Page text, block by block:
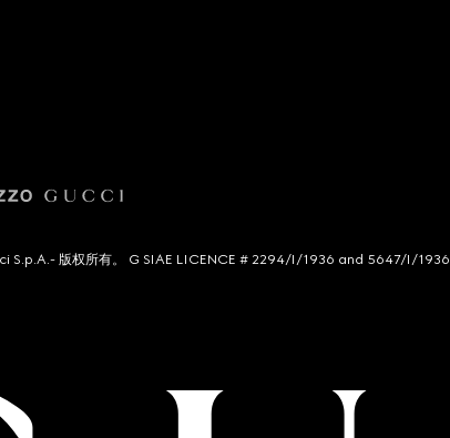
S.p.A.- 版权所有。 G SIAE LICENCE # 2294/I/1936 and 5647/I/1936